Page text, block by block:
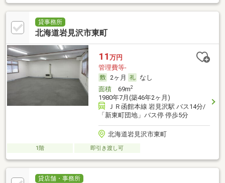
貸事務所
北海道岩見沢市東町
11 万円
管理費等-
2ヶ月
なし
面積69m2
1980年7月(築46年2ヶ月)
ＪＲ函館本線 岩見沢駅 バス14分/
「新東町団地」バス停 停歩5分
北海道岩見沢市東町
1階 即引き渡し可
貸店舗・事務所